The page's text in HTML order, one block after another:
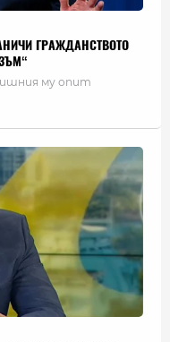
ГРАЖДАНСТВОТО
му опит